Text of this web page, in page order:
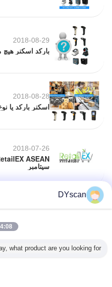
2018-08-29
بارکد اسکنر
2018-08-28
اسکنر بارکد یا
2018-07-26
سپتامبر
2018-07-26
DYscan
4:08 PM
what product are you looking for?